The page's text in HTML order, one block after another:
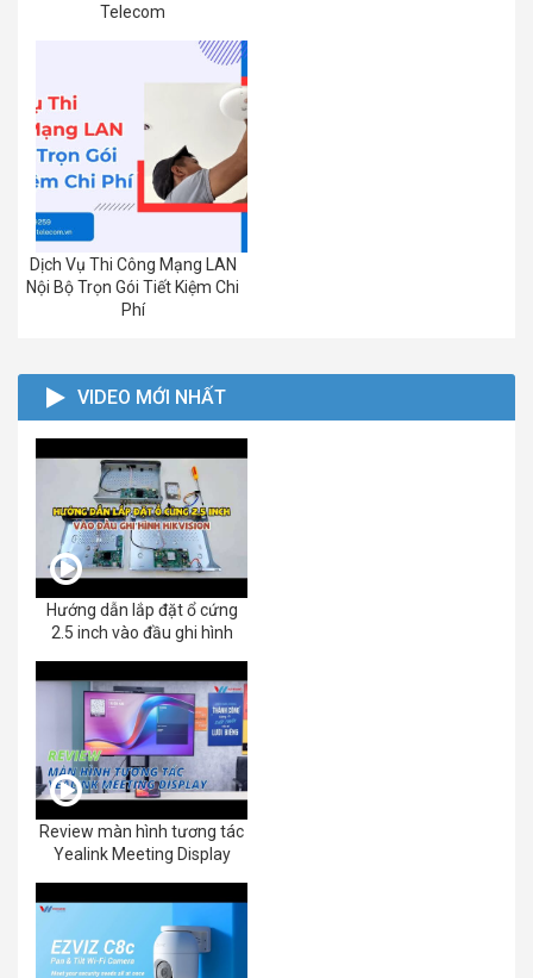
Telecom
Dịch Vụ Thi Công Mạng LAN
Nội Bộ Trọn Gói Tiết Kiệm Chi
Phí
VIDEO MỚI NHẤT
Hướng dẫn lắp đặt ổ cứng
2.5 inch vào đầu ghi hình
Review màn hình tương tác
Yealink Meeting Display